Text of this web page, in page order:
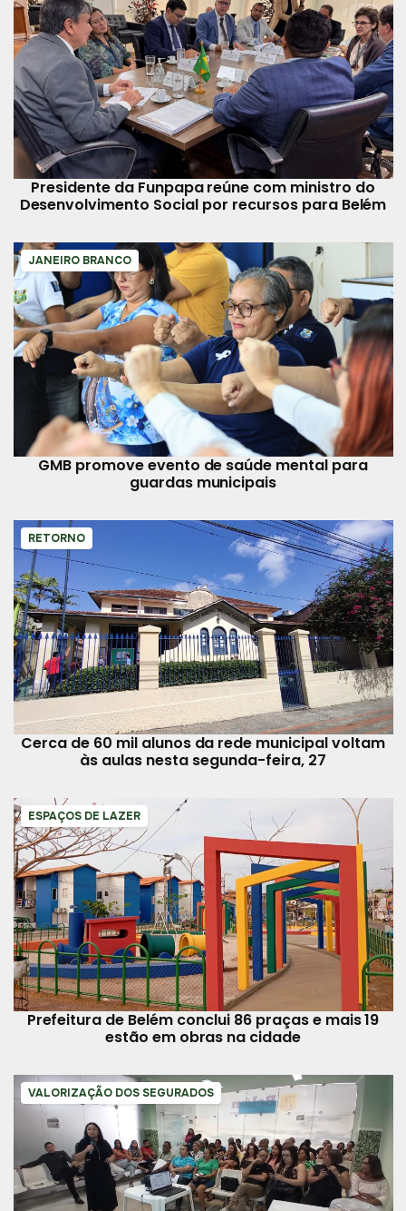
Presidente da Funpapa reúne com ministro do
Desenvolvimento Social por recursos para Belém
JANEIRO BRANCO
GMB promove evento de saúde mental para
guardas municipais
RETORNO
Cerca de 60 mil alunos da rede municipal voltam
às aulas nesta segunda-feira, 27
ESPAÇOS DE LAZER
Prefeitura de Belém conclui 86 praças e mais 19
estão em obras na cidade
VALORIZAÇÃO DOS SEGURADOS